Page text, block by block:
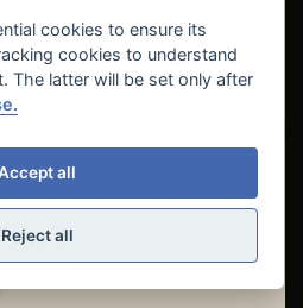
cookies to ensure its
cookies to understand
The latter will be set only after
all
Reject all